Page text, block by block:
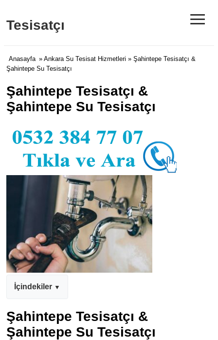
Tesisatçı ≡
Anasayfa » Ankara Su Tesisat Hizmetleri » Şahintepe Tesisatçı &
Şahintepe Su Tesisatçı
Şahintepe Tesisatçı &
Şahintepe Su Tesisatçı
İçindekiler
Şahintepe Tesisatçı &
Şahintepe Su Tesisatçı